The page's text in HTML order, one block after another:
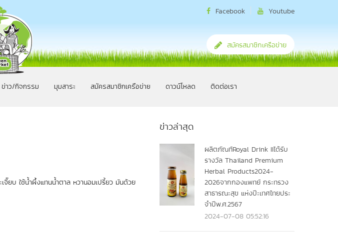
Facebook Youtube
สมัครสมาชิกเครือข่าย
ข่าว/กิจกรรม มุมสาระ สมัครสมาชิกเครือข่าย ดาวน์โหลด ติดต่อเรา
ยบ ใช้น้ำผึ้งแทนน้ำตาล หวานอมเปรี้ยว มันด้วย
ข่าวล่าสุด
ผลิตภัณฑ์Royal Drink IIได้รับ
รางวัล Thailand Premium
Herbal Products2024-
2026จากกองแพทย์ กระทรวง
สาธารณะสุข แห่งปีะเทศไทยประ
จำปีพ.ศ.2567
2024-07-08 05:52:16